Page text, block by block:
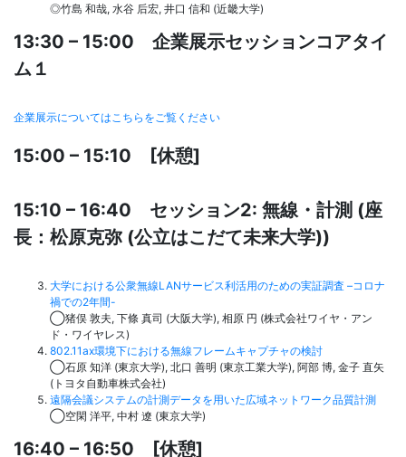
◎竹島 和哉, 水谷 后宏, 井口 信和 (近畿大学)
13:30 – 15:00 企業展示セッションコアタイ
ム１
企業展示についてはこちらをご覧ください
15:00 – 15:10 [休憩]
15:10 – 16:40 セッション2: 無線・計測 (座
長：松原克弥 (公立はこだて未来大学))
大学における公衆無線LANサービス利活用のための実証調査 –コロナ
禍での2年間-
◯猪俣 敦夫, 下條 真司 (大阪大学), 相原 円 (株式会社ワイヤ・アン
ド・ワイヤレス)
802.11ax環境下における無線フレームキャプチャの検討
◯石原 知洋 (東京大学), 北口 善明 (東京工業大学), 阿部 博, 金子 直矢
(トヨタ自動車株式会社)
遠隔会議システムの計測データを用いた広域ネットワーク品質計測
◯空閑 洋平, 中村 遼 (東京大学)
16:40 – 16:50 [休憩]